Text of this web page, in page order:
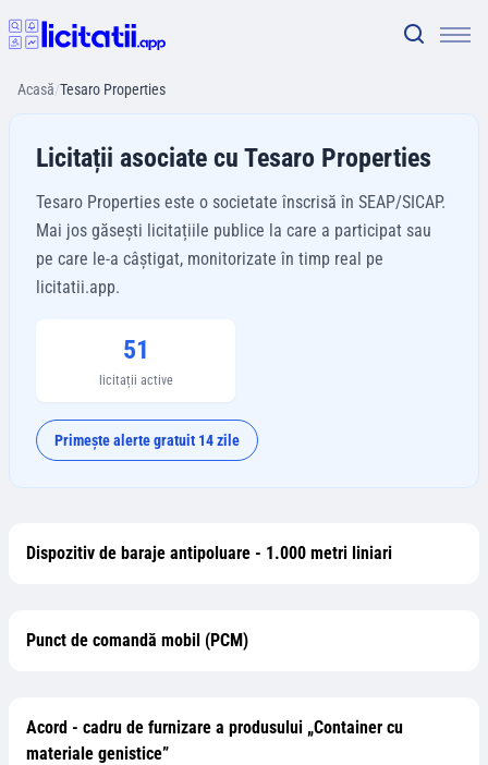
Acasă/Tesaro Properties
Licitații asociate cu Tesaro Properties
Tesaro Properties este o societate înscrisă în SEAP/SICAP.
Mai jos găsești licitațiile publice la care a participat sau
pe care le-a câștigat, monitorizate în timp real pe
licitatii.app.
51
licitații active
Primește alerte gratuit 14 zile
Dispozitiv de baraje antipoluare - 1.000 metri liniari
Punct de comandă mobil (PCM)
Acord - cadru de furnizare a produsului „Container cu
materiale genistice”